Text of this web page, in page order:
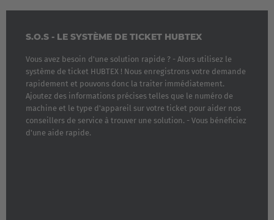
S.O.S - LE SYSTÈME DE TICKET HUBTEX
Vous avez besoin d'une solution rapide ? - Alors utilisez le
système de ticket HUBTEX ! Nous enregistrons votre demande
rapidement et pouvons donc la traiter immédiatement.
Ajoutez des informations précises telles que le numéro de
machine et le type d'appareil sur votre ticket pour aider nos
conseillers de service à trouver une solution. - Vous bénéficiez
d'une aide rapide.